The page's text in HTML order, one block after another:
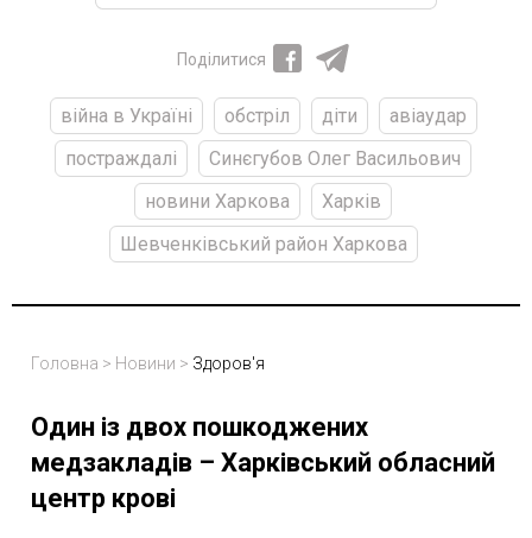
Поділитися
війна в Україні обстріл діти
авіаудар
постраждалі
Синєгубов Олег Васильович
новини Харкова
Харків
Шевченківський район Харкова
Головна > Новини > Здоров'я
Один із двох пошкоджених
медзакладів – Харківський обласний
центр крові